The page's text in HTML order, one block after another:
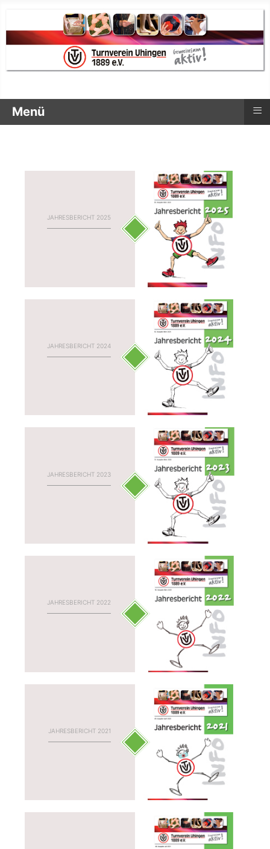
Menü ≡
JAHRESBERICHT 2025
JAHRESBERICHT 2024
JAHRESBERICHT 2023
JAHRESBERICHT 2022
JAHRESBERICHT 2021